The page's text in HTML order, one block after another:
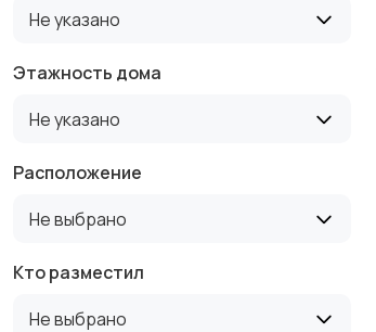
Не указано
Этажность дома
Не указано
Расположение
Не выбрано
Кто разместил
Не выбрано